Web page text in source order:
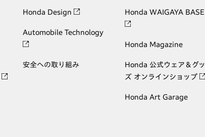
Honda Design
Automobile Technology
安全への取り組み
Honda WAIGAYA BASE
Honda Magazine
Honda 公式ウェア＆グッ
ズ オンラインショップ
Honda Art Garage